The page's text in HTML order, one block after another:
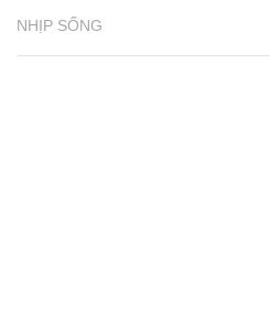
NHỊP SỐNG